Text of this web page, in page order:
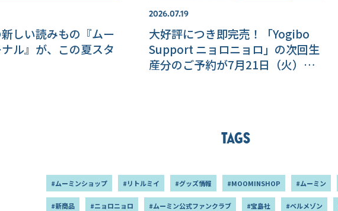
しい読みもの『ムー
ル』が、この夏スタ
2026.07.19
大好評につき即完売！「Yogibo
Support ニョロニョロ」の次回生
産分のご予約が7月21日（火）
Tags
#ムーミンショップ #リトルミイ #グッズ情報 #MOOMINSHOP #ムーミン
#新商品 #ニョロニョロ #ムーミン公式ファンクラブ #宝島社 #ベルメゾン